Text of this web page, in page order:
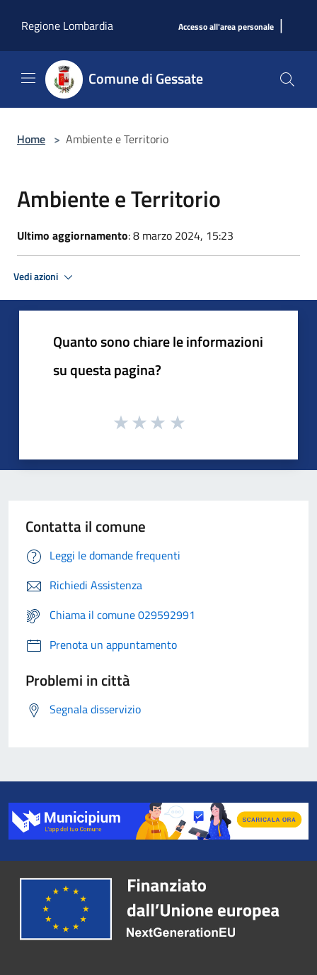
Regione Lombardia
Accesso all'area personale |
Comune di Gessate
Home > Ambiente e Territorio
Ambiente e Territorio
Ultimo aggiornamento: 8 marzo 2024, 15:23
Vedi azioni
Quanto sono chiare le informazioni
su questa pagina?
Contatta il comune
Leggi le domande frequenti
Richiedi Assistenza
Chiama il comune 029592991
Prenota un appuntamento
Problemi in città
Segnala disservizio